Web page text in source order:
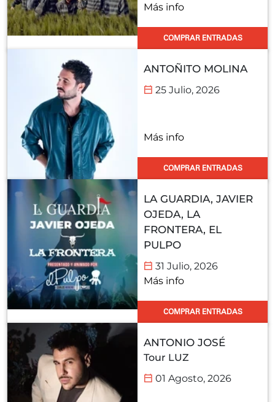
Más info
COMPRAR ENTRADAS
ANTOÑITO MOLINA
25 Julio, 2026
Más info
COMPRAR ENTRADAS
LA GUARDIA, JAVIER
OJEDA, LA
FRONTERA, EL
PULPO
31 Julio, 2026
Más info
COMPRAR ENTRADAS
ANTONIO JOSÉ
Tour LUZ
01 Agosto, 2026